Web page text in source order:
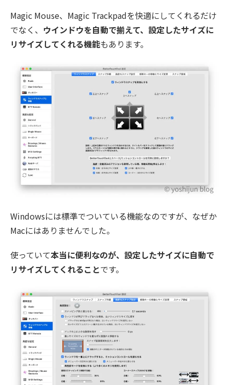
Magic Mouse、Magic Trackpadを快適にしてくれるだけ
でなく、 ウインドウを自動で揃えて、設定したサイズに
リサイズしてくれる機能もあります。
Windowsには標準でついている機能なのですが、なぜか
Macにはありませんでした。
使っていて本当に便利なのが、設定したサイズに自動で
リサイズしてくれることです。